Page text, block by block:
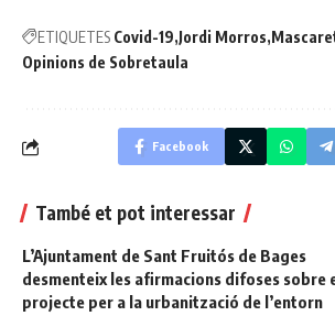
ETIQUETES Covid-19 Jordi Morros
Opinions de Sobretaula
Facebook
També et pot interessar
L’Ajuntament de Sant Fruitós de Bages
desmenteix les afirmacions difoses sobre
projecte per a la urbanització de l’entorn